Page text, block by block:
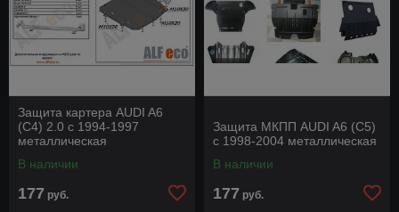
Защита картера AUDI A6
(С4) 2.0 с 1994-1997
металлическая
В наличии
177 руб.
Защита МКПП AUDI A6 (C5)
с 1998-2004 металлическая
В наличии
177 руб.